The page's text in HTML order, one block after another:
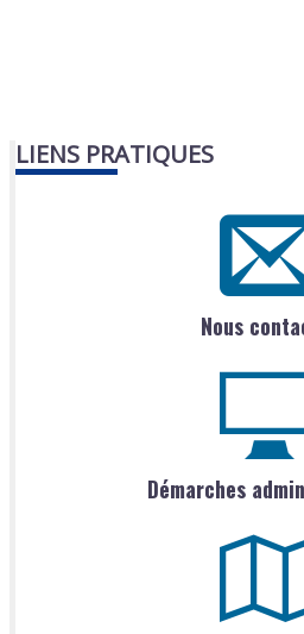
LIENS PRATIQUES
Nous
Démarches